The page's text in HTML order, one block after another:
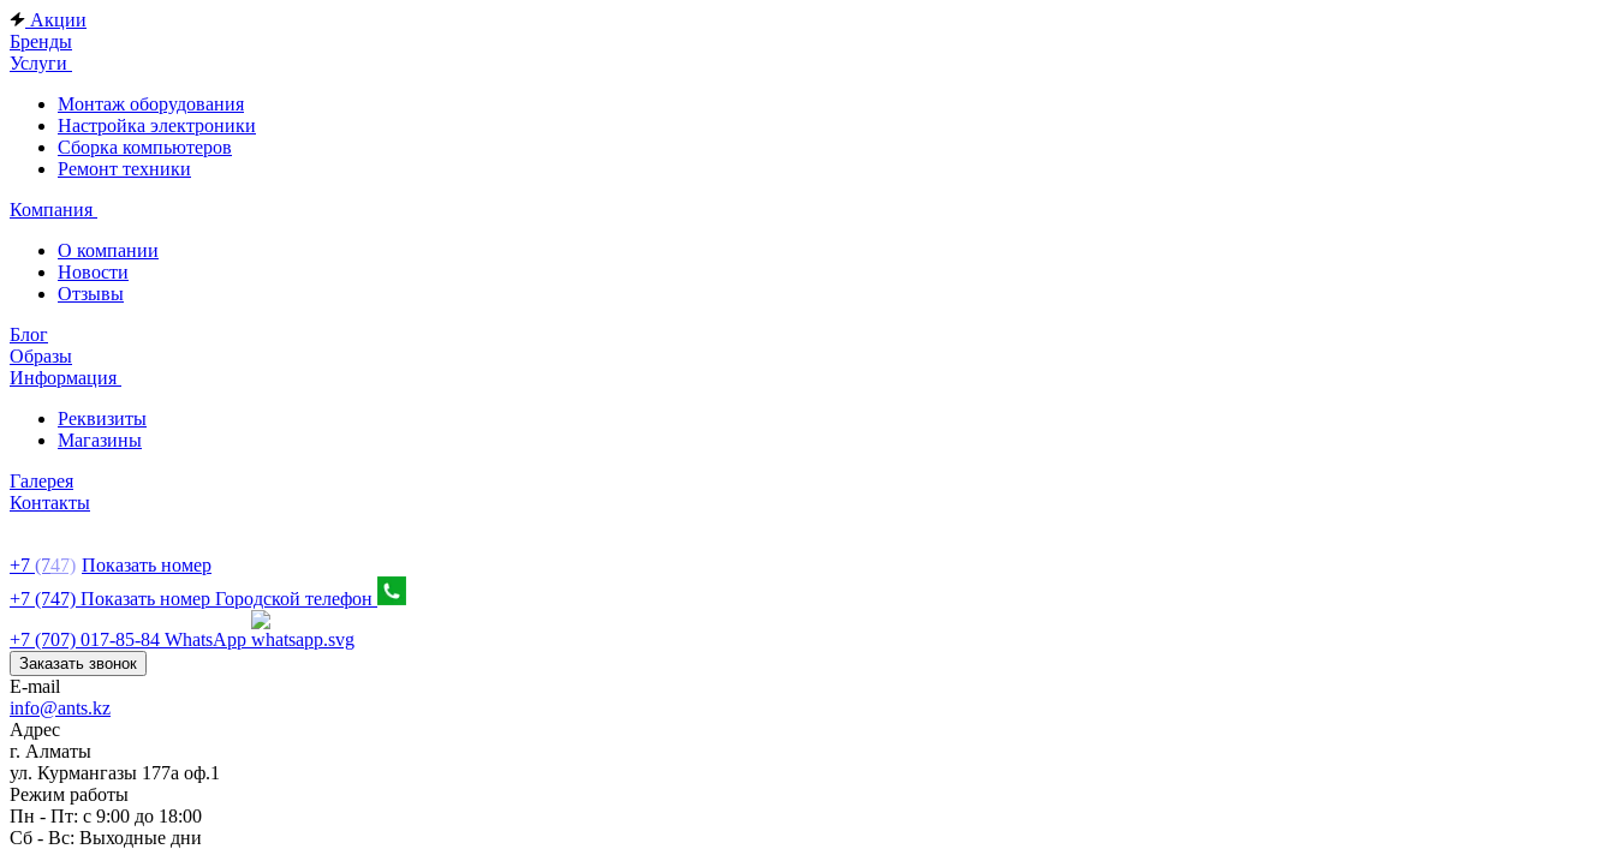
Акции
Бренды
Услуги
Монтаж оборудования
Настройка электроники
Сборка компьютеров
Ремонт техники
Компания
О компании
Новости
Отзывы
Блог
Образы
Информация
Реквизиты
Магазины
Галерея
Контакты
+7 (747) Показать номер
+7 (747) Показать номер Городской телефон
+7 (707) 017-85-84 WhatsApp
Заказать звонок
E-mail
info@ants.kz
Адрес
г. Алматы
ул. Курмангазы 177а оф.1
Режим работы
Пн - Пт: с 9:00 до 18:00
Сб - Вс: Выходные дни